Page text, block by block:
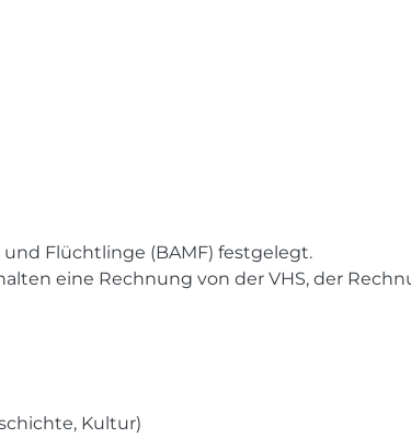
Flüchtlinge (BAMF) festgelegt.
eine Rechnung von der VHS, der
Kultur)